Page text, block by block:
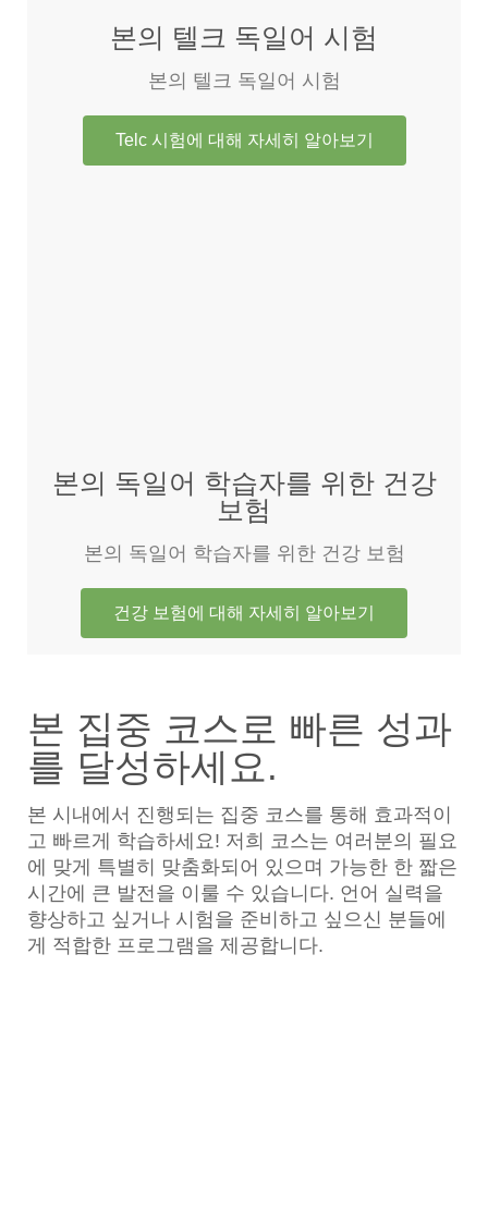
본의 텔크 독일어 시험
본의 텔크 독일어 시험
Telc 시험에 대해 자세히 알아보기
본의 독일어 학습자를 위한 건강
보험
본의 독일어 학습자를 위한 건강 보험
건강 보험에 대해 자세히 알아보기
본 집중 코스로 빠른 성과
를 달성하세요.
본 시내에서 진행되는 집중 코스를 통해 효과적이
고 빠르게 학습하세요! 저희 코스는 여러분의 필요
에 맞게 특별히 맞춤화되어 있으며 가능한 한 짧은
시간에 큰 발전을 이룰 수 있습니다. 언어 실력을
향상하고 싶거나 시험을 준비하고 싶으신 분들에
게 적합한 프로그램을 제공합니다.